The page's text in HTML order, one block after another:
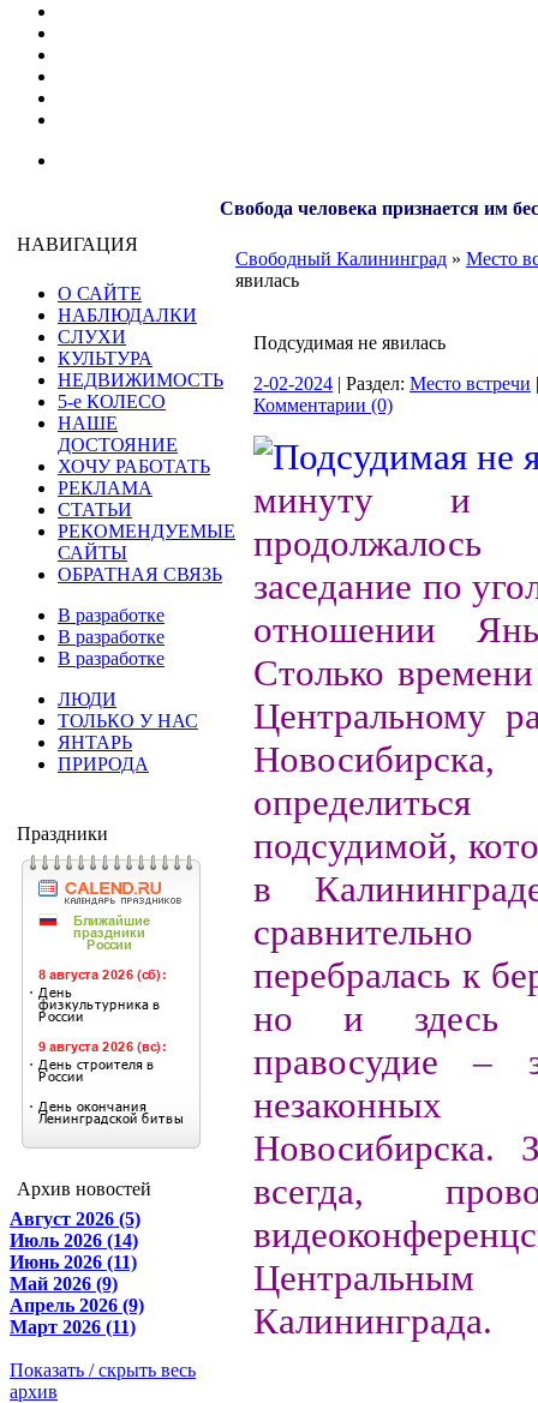
Свобода человека признается им
НАВИГАЦИЯ
О САЙТЕ
НАБЛЮДАЛКИ
СЛУХИ
КУЛЬТУРА
НЕДВИЖИМОСТЬ
5-е КОЛЕСО
НАШЕ
ДОСТОЯНИЕ
ХОЧУ РАБОТАТЬ
РЕКЛАМА
СТАТЬИ
РЕКОМЕНДУЕМЫЕ
САЙТЫ
ОБРАТНАЯ СВЯЗЬ
В разработке
В разработке
В разработке
ЛЮДИ
ТОЛЬКО У НАС
ЯНТАРЬ
ПРИРОДА
Праздники
Архив новостей
Август 2026 (5)
Июль 2026 (14)
Июнь 2026 (11)
Май 2026 (9)
Апрель 2026 (9)
Март 2026 (11)
Показать / скрыть весь
архив
Свободный Калининград » Место
явилась
Подсудимая не явилась
2-02-2024 | Раздел: Место встречи
Комментарии (0)
минуту и
заседание по
отношении
Столько
Центральному
подсудимой,
в
перебралась к
но и здесь
правосудие –
Новосибирска.
всегда,
Калининграда.